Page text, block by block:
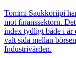
Tommi Saukkoriipi
mot finanssektorn.
index tydligt både i år
valt sida mellan
Industrivärden.